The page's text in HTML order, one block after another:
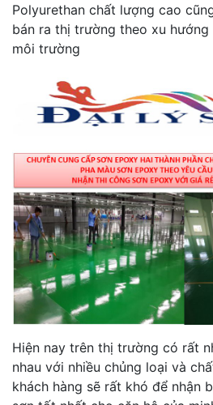
Polyurethan chất lượng cao
bán ra thị trường theo xu hướng
môi trường
Hiện nay trên thị trường có rất
nhau với nhiều chủng loại và
khách hàng sẽ rất khó để nhận